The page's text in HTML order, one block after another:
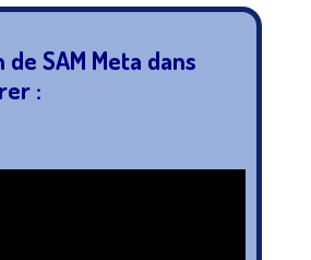
SAM Meta dans
: